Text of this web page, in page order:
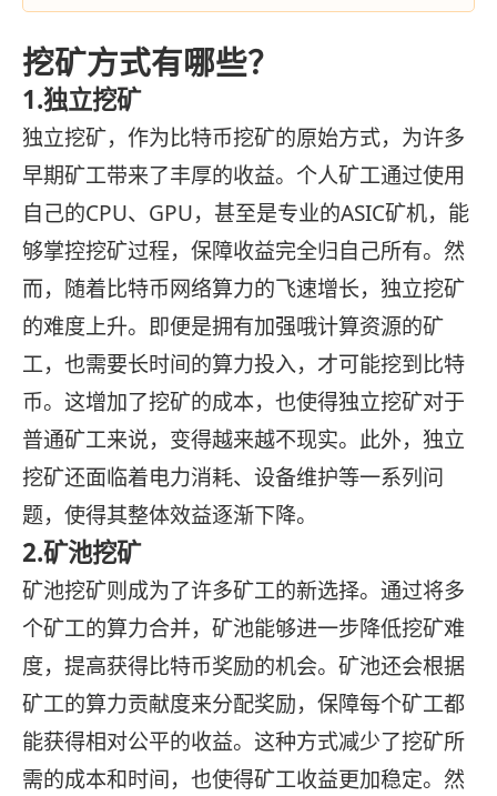
挖矿方式有哪些？
1.独立挖矿
独立挖矿，作为比特币挖矿的原始方式，为许多
早期矿工带来了丰厚的收益。个人矿工通过使用
自己的CPU、GPU，甚至是专业的ASIC矿机，能
够掌控挖矿过程，保障收益完全归自己所有。然
而，随着比特币网络算力的飞速增长，独立挖矿
的难度上升。即便是拥有加强哦计算资源的矿
工，也需要长时间的算力投入，才可能挖到比特
币。这增加了挖矿的成本，也使得独立挖矿对于
普通矿工来说，变得越来越不现实。此外，独立
挖矿还面临着电力消耗、设备维护等一系列问
题，使得其整体效益逐渐下降。
2.矿池挖矿
矿池挖矿则成为了许多矿工的新选择。通过将多
个矿工的算力合并，矿池能够进一步降低挖矿难
度，提高获得比特币奖励的机会。矿池还会根据
矿工的算力贡献度来分配奖励，保障每个矿工都
能获得相对公平的收益。这种方式减少了挖矿所
需的成本和时间，也使得矿工收益更加稳定。然